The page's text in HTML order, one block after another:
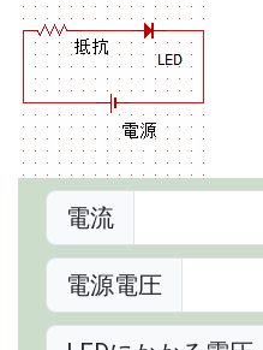
電流
電源電圧